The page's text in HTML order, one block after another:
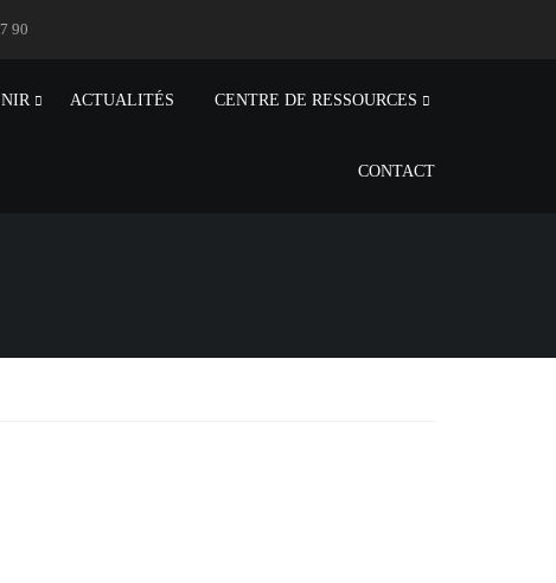
90
ACTUALITÉS CENTRE DE RESSOURCES
CONTACT